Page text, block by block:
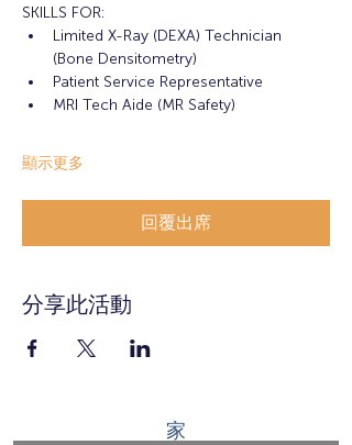
SKILLS FOR:
Limited X-Ray (DEXA) Technician
(Bone Densitometry)
Patient Service Representative
MRI Tech Aide (MR Safety)
顯示更多
回覆出席
分享此活動
家